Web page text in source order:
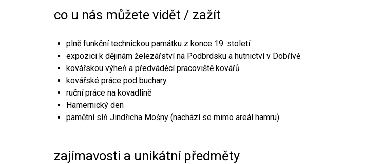
co u nás můžete vidět / zažít
plně funkční technickou památku z konce 19. století
expozici k dějinám železářství na Podbrdsku a hutnictví v Dobřívě
kovářskou výheň a předváděcí pracoviště kovářů
kovářské práce pod buchary
ruční práce na kovadlině
Hamernický den
pamětní síň Jindřicha Mošny (nachází se mimo areál hamru)
zajímavosti a unikátní předměty